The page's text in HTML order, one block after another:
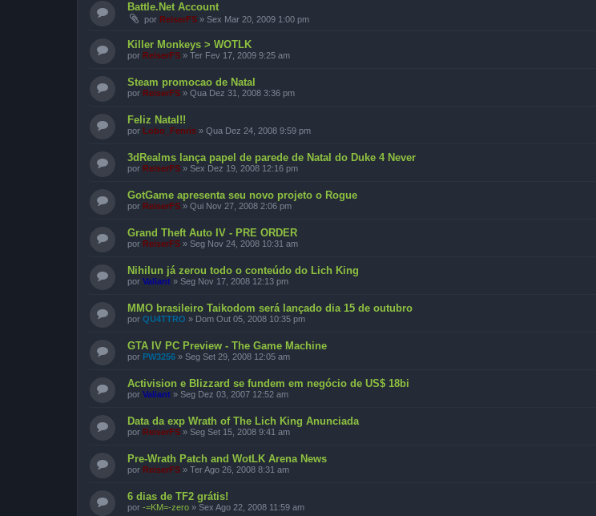
Battle.Net Account
por ReiserFS » Sex Mar 20, 2009 1:00 pm
Killer Monkeys > WOTLK
por ReiserFS » Ter Fev 17, 2009 9:25 am
Steam promocao de Natal
por ReiserFS » Qua Dez 31, 2008 3:36 pm
Feliz Natal!!
por Lobo_Fenris » Qua Dez 24, 2008 9:59 pm
3dRealms lança papel de parede de Natal do Duke 4 Never
por ReiserFS » Sex Dez 19, 2008 12:16 pm
GotGame apresenta seu novo projeto o Rogue
por ReiserFS » Qui Nov 27, 2008 2:06 pm
Grand Theft Auto IV - PRE ORDER
por ReiserFS » Seg Nov 24, 2008 10:31 am
Nihilun já zerou todo o conteúdo do Lich King
por Valiant » Seg Nov 17, 2008 12:13 pm
MMO brasileiro Taikodom será lançado dia 15 de outubro
por QU4TTRO » Dom Out 05, 2008 10:35 pm
GTA IV PC Preview - The Game Machine
por PW3256 » Seg Set 29, 2008 12:05 am
Activision e Blizzard se fundem em negócio de US$ 18bi
por Valiant » Seg Dez 03, 2007 12:52 am
Data da exp Wrath of The Lich King Anunciada
por ReiserFS » Seg Set 15, 2008 9:41 am
Pre-Wrath Patch and WotLK Arena News
por ReiserFS » Ter Ago 26, 2008 8:31 am
6 dias de TF2 grátis!
por -=KM=-zero » Sex Ago 22, 2008 11:59 am